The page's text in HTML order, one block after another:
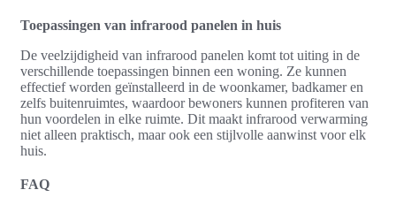
Toepassingen van infrarood panelen in huis
De veelzijdigheid van infrarood panelen komt tot uiting in de
verschillende toepassingen binnen een woning. Ze kunnen
effectief worden geïnstalleerd in de woonkamer, badkamer en
zelfs buitenruimtes, waardoor bewoners kunnen profiteren van
hun voordelen in elke ruimte. Dit maakt infrarood verwarming
niet alleen praktisch, maar ook een stijlvolle aanwinst voor elk
huis.
FAQ